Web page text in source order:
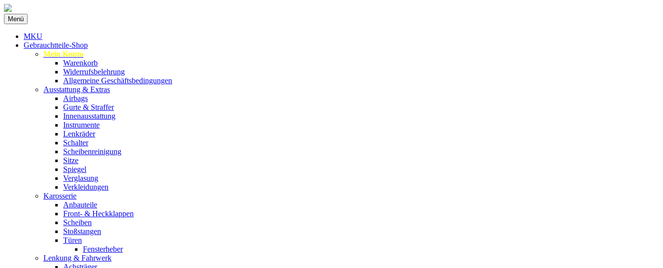
MKU Autoteile
Menü Zum
Inhalt
springen
MKU
Gebrauchtteile-Shop
Mein Konto
Warenkorb
Widerrufsbelehrung
Allgemeine Geschäftsbedingungen
Ausstattung & Extras
Airbags
Gurte & Straffer
Innenausstattung
Instrumente
Lenkräder
Schalter
Scheibenreinigung
Sitze
Spiegel
Verglasung
Verkleidungen
Karosserie
Anbauteile
Front- & Heckklappen
Scheiben
Stoßstangen
Türen
Fensterheber
Lenkung & Fahrwerk